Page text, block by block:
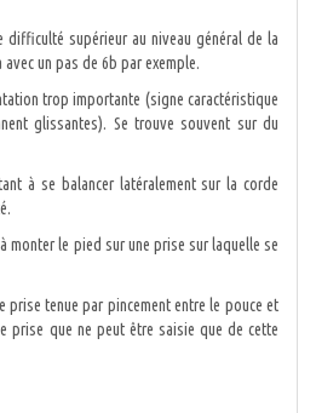
difficulté supérieur au niveau général de la
un pas de 6b par exemple.
trop importante (signe caractéristique
glissantes). Se trouve souvent sur du
à se balancer latéralement sur la corde
monter le pied sur une prise sur laquelle se
prise tenue par pincement entre le pouce et
prise que ne peut être saisie que de cette